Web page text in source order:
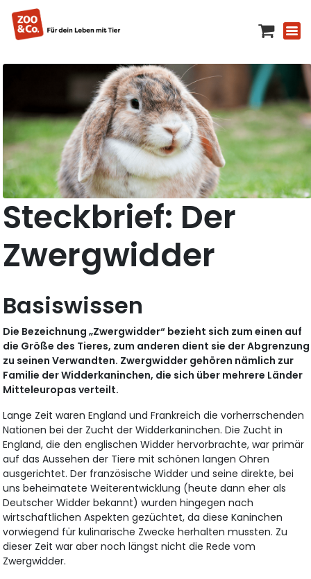
Steckbrief: Der
Zwergwidder
Basiswissen
Die Bezeichnung „Zwergwidder“ bezieht sich zum einen auf
die Größe des Tieres, zum anderen dient sie der Abgrenzung
zu seinen Verwandten. Zwergwidder gehören nämlich zur
Familie der Widderkaninchen, die sich über mehrere Länder
Mitteleuropas verteilt.
Lange Zeit waren England und Frankreich die vorherrschenden
Nationen bei der Zucht der Widderkaninchen. Die Zucht in
England, die den englischen Widder hervorbrachte, war primär
auf das Aussehen der Tiere mit schönen langen Ohren
ausgerichtet. Der französische Widder und seine direkte, bei
uns beheimatete Weiterentwicklung (heute dann eher als
Deutscher Widder bekannt) wurden hingegen nach
wirtschaftlichen Aspekten gezüchtet, da diese Kaninchen
vorwiegend für kulinarische Zwecke herhalten mussten. Zu
dieser Zeit war aber noch längst nicht die Rede vom
Zwergwidder.